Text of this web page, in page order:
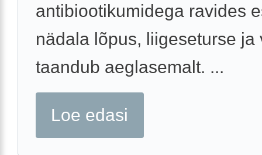
antibiootikumidega ravides
nädala lõpus, liigeseturse ja
taandub aeglasemalt. ...
Loe edasi